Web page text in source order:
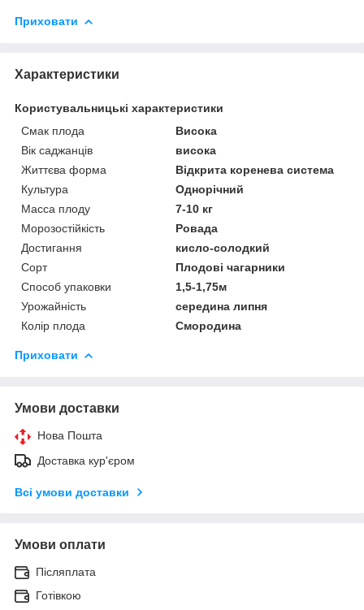
Приховати
Характеристики
Користувальницькі характеристики
Смак плода
Висока
Вік саджанців
висока
Життєва форма
Відкрита коренева система
Культура
Однорічний
Масса плоду
7-10 кг
Морозостійкість
Ровада
Достигання
кисло-солодкий
Сорт
Плодові чагарники
Способ упаковки
1,5-1,75м
Урожайність
середина липня
Колір плода
Смородина
Приховати
Умови доставки
Нова Пошта
Доставка кур'єром
Всі умови доставки
Умови оплати
Післяплата
Готівкою